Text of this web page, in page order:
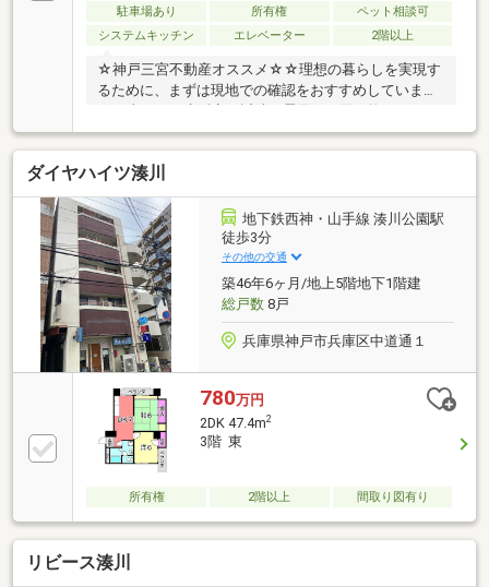
駐車場あり 所有権
ペット相談可
システムキッチン
エレベーター 2階以上
☆神戸三宮不動産オススメ☆☆理想の暮らしを実現す
るために、まずは現地での確認をおすすめしています
☆日当たり・生活音・近隣の雰囲気・買い物のしやす
さなど、実際に足を運んでみることで初めて分かる魅
力や気づきがたくさんあります。気になることやご不
安な点があれば、どんな内容でも遠慮なくお聞かせく
ださい。当店では、公開可能な物件情報をすべて開示
していますので、安心して比較・検討が可能です。お
客様の目線に立ち、“分かりやすく丁寧に”を大切にし
ながら、お問い合わせからご入居までしっかりフォロ
ーいたします。安心して頼れる身近な不動産店とし
て、誠実にサポートさせていただきます。
ダイヤハイツ湊川
地下鉄西神・山手線 湊川公園駅
徒歩3分
その他の交通
築46年6ヶ月/地上5階地下1階建
総戸数8戸
兵庫県神戸市兵庫区中道通１
780万円
2DK 47.4m2
3階 東
所有権 2階以上 間取り図有り
リビース湊川